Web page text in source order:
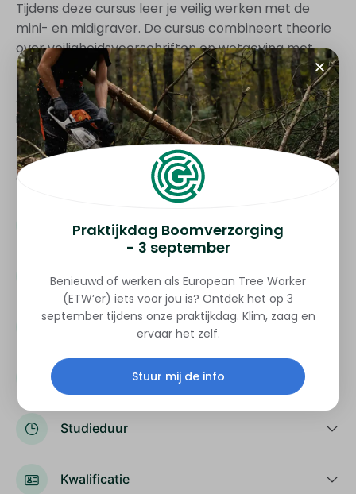
Tijdens deze cursus leer je veilig werken met de
mini- en midigraver. De cursus combineert theorie
over veiligheidsvoorschriften en wetgeving met
praktische vaardigheden.
Je leert over dagelijks onderhoud, het
interpreteren van KLIC- meldingen, en het correct
gebruik van persoonlijke beschermingsmiddelen
(PBM’s). Ook komen de technische mogelijkheden
en beperkingen van deze machines aan bod.
Doelstelling
Doelgroep
Leerdoelen
Studieduur
Kwalificatie
Praktijkdag Boomverzorging
- 3 september
Benieuwd of werken als European Tree Worker
(ETW’er) iets voor jou is? Ontdek het op 3
september tijdens onze praktijkdag. Klim, zaag en
ervaar het zelf.
Stuur mij de info